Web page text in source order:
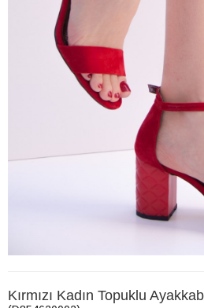
Kırmızı Kadın Topuklu